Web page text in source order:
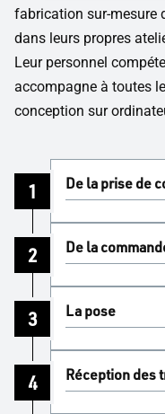
fabrication sur-mesure
dans leurs propres
Leur personnel
accompagne à toutes
conception sur
1 De la prise de
2 De la
3 La pose
4 Réception des